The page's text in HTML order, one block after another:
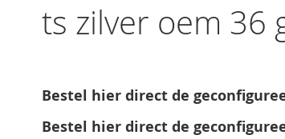
ts zilver oem 36
Bestel hier direct de
Bestel hier direct de